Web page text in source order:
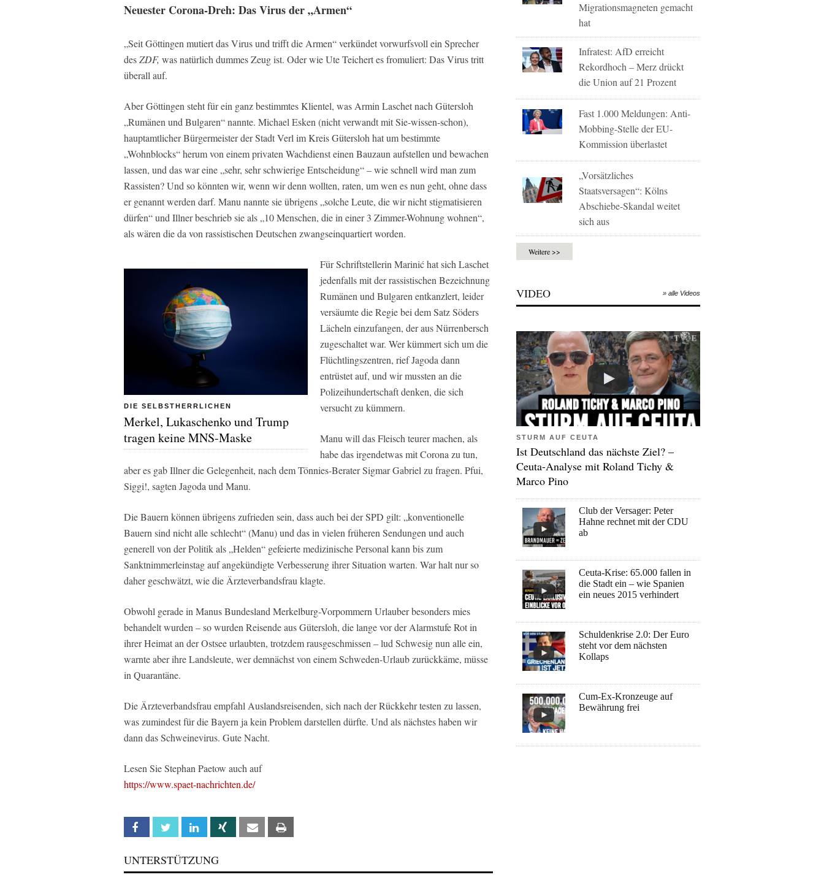
Neuester Corona-Dreh: Das Virus der „Armen“
„Seit Göttingen mutiert das Virus und trifft die Armen“ verkündet vorwurfsvoll ein Sprecher
desZDF, was natürlich dummes Zeug ist. Oder wie Ute Teichert es fromuliert: Das Virus tritt
überall auf.
Aber Göttingen steht für ein ganz bestimmtes Klientel, was Armin Laschet nach Gütersloh
„Rumänen und Bulgaren“ nannte. Michael Esken (nicht verwandt mit Sie-wissen-schon),
hauptamtlicher Bürgermeister der Stadt Verl im Kreis Gütersloh hat um bestimmte
„Wohnblocks“ herum von einem privaten Wachdienst einen Bauzaun aufstellen und bewachen
lassen, und das war eine „sehr, sehr schwierige Entscheidung“ – wie schnell wird man zum
Rassisten? Und so könnten wir, wenn wir denn wollten, raten, um wen es nun geht, ohne dass
er genannt werden darf. Manu nannte sie übrigens „solche Leute, die wir nicht stigmatisieren
dürfen“ und Illner beschrieb sie als „10 Menschen, die in einer 3 Zimmer-Wohnung wohnen“,
als wären die da von rassistischen Deutschen zwangseinquartiert worden.
DIE SELBSTHERRLICHEN
Merkel, Lukaschenko und Trump
tragen keine MNS-Maske
Für Schriftstellerin Marinić hat sich Laschet
jedenfalls mit der rassistischen Bezeichnung
Rumänen und Bulgaren entkanzlert, leider
versäumte die Regie bei dem Satz Söders
Lächeln einzufangen, der aus Nürrenbersch
zugeschaltet war. Wer kümmert sich um die
Flüchtlingszentren, rief Jagoda dann
entrüstet auf, und wir mussten an die
Polizeihundertschaft denken, die sich
versucht zu kümmern.
Manu will das Fleisch teurer machen, als
habe das irgendetwas mit Corona zu tun,
aber es gab Illner die Gelegenheit, nach dem Tönnies-Berater Sigmar Gabriel zu fragen. Pfui,
Siggi!, sagten Jagoda und Manu.
Die Bauern können übrigens zufrieden sein, dass auch bei der SPD gilt: „konventionelle
Bauern sind nicht alle schlecht“ (Manu) und das in vielen früheren Sendungen und auch
generell von der Politik als „Helden“ gefeierte medizinische Personal kann bis zum
Sanktnimmerleinstag auf angekündigte Verbesserung ihrer Situation warten. War halt nur so
daher geschwätzt, wie die Ärzteverbandsfrau klagte.
Obwohl gerade in Manus Bundesland Merkelburg-Vorpommern Urlauber besonders mies
behandelt wurden – so wurden Reisende aus Gütersloh, die lange vor der Alarmstufe Rot in
ihrer Heimat an der Ostsee urlaubten, trotzdem rausgeschmissen – lud Schwesig nun alle ein,
warnte aber ihre Landsleute, wer demnächst von einem Schweden-Urlaub zurückkäme, müsse
in Quarantäne.
Die Ärzteverbandsfrau empfahl Auslandsreisenden, sich nach der Rückkehr testen zu lassen,
was zumindest für die Bayern ja kein Problem darstellen dürfte. Und als nächstes haben wir
dann das Schweinevirus. Gute Nacht.
Lesen Sie Stephan Paetow auch auf
https://www.spaet-nachrichten.de/
Facebook Twitter Linkedin Xing Email
UNTERSTÜTZUNG
Migrationsmagneten gemacht
hat
Infratest: AfD erreicht
Rekordhoch – Merz drückt
die Union auf 21 Prozent
Fast 1.000 Meldungen: Anti-
Mobbing-Stelle der EU-
Kommission überlastet
„Vorsätzliches
Staatsversagen“: Kölns
Abschiebe-Skandal weitet
sich aus
Weitere >>
VIDEO » alle Videos
STURM AUF CEUTA
Ist Deutschland das nächste Ziel? –
Ceuta-Analyse mit Roland Tichy &
Marco Pino
Club der Versager: Peter
Hahne rechnet mit der CDU
ab
Ceuta-Krise: 65.000 fallen in
die Stadt ein – wie Spanien
ein neues 2015 verhindert
Schuldenkrise 2.0: Der Euro
steht vor dem nächsten
Kollaps
Cum-Ex-Kronzeuge auf
Bewährung frei